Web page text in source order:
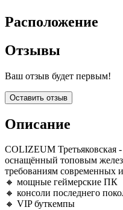
Расположение
Отзывы
Ваш отзыв будет первым!
Оставить отзыв
Описание
COLIZEUM Третьяковская
оснащённый топовым
требованиям современных
🔸 мощные геймерские ПК
🔸 консоли последнего
🔸 VIP буткемпы